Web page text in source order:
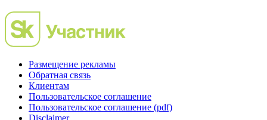
Размещение рекламы
Обратная связь
Клиентам
Пользовательское соглашение
Пользовательское соглашение (pdf)